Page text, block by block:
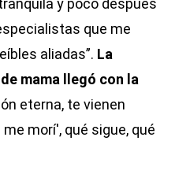
y poco después
que me
aliadas”. La
mama llegó con la
eterna, te vienen
morí', qué sigue, qué